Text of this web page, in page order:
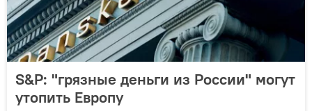
S&P: "грязные деньги из России" могут
утопить Европу